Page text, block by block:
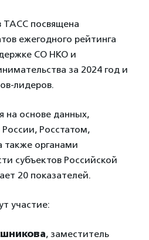
ТАСС посвящена
ежегодного рейтинга
СО НКО и
за 2024 год и
лидеров.
на основе данных,
Росстатом,
органами
субъектов Российской
20 показателей.
участие:
, заместитель